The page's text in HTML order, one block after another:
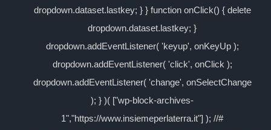
dropdown.dataset.lastkey; } } function onClick() { delete
dropdown.dataset.lastkey; }
dropdown.addEventListener( 'keyup', onKeyUp );
dropdown.addEventListener( 'click', onClick );
dropdown.addEventListener( 'change', onSelectChange
); } )( ["wp-block-archives-
1","https://www.insiemeperlaterra.it"] ); //#